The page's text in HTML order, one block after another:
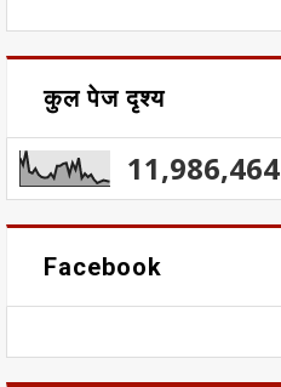
कुल पेज दृश्य
11,986,464
Facebook